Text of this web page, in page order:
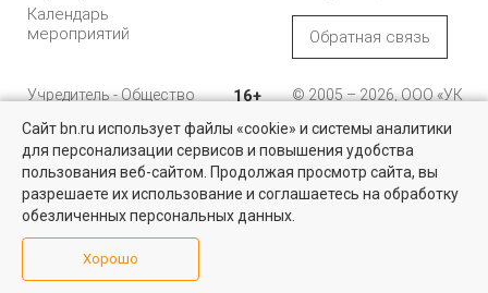
Недвижимость для бизнеса
Большой выбор актуальных объектов по выгодным ценам в
Санкт-Петербурге и области
Посмотреть объявления
Календарь
мероприятий
Обратная связь
Учредитель - Общество
ответственностью
"Управляющая
компания "Бюллетень
недвижимости"
16+
© 2005 – 2026, ООО «УК
196105, Санкт-
Петербург, пр. Юрия
Гагарина, 1
8 (812) 331-93-56
reklama@bn.ru
Сайт bn.ru использует файлы «cookie» и системы аналитики
для персонализации сервисов и повышения удобства
пользования веб-сайтом. Продолжая просмотр сайта, вы
разрешаете их использование и соглашаетесь на обработку
обезличенных персональных данных.
Хорошо